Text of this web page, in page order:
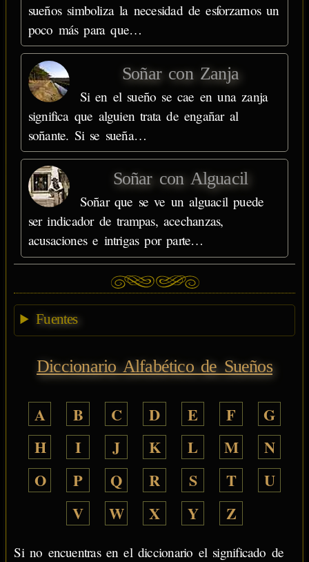
sueños simboliza la necesidad de esforzarnos un
poco más para que…
Soñar con Zanja
Si en el sueño se cae en una zanja
significa que alguien trata de engañar al
soñante. Si se sueña…
Soñar con Alguacil
Soñar que se ve un alguacil puede
ser indicador de trampas, acechanzas,
acusaciones e intrigas por parte…
Fuentes
Diccionario Alfabético de Sueños
A B C D E F
G
H
I J K L M
N
O
P Q R S T
U
V
W X Y Z
Si no encuentras en el diccionario el significado de